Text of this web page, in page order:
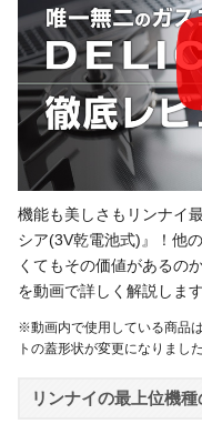
機能も美しさもリンナイ
シア(3V乾電池式)』！他
くてもその価値があるの
を動画で詳しく解説します
※動画内で使用している商品
トの蓋形状が変更になりました
リンナイの最上位機